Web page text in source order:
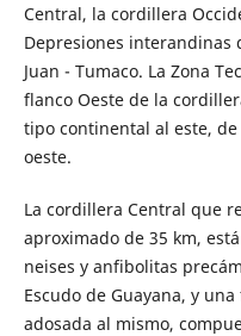
Central, la cordillera
Depresiones interandinas
Juan - Tumaco. La Zona
flanco Oeste de la
tipo continental al este,
oeste.
La cordillera Central que
aproximado de 35 km,
neises y anfibolitas
Escudo de Guayana, y
adosada al mismo,